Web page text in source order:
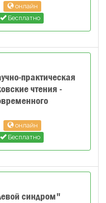
онлайн
Бесплатно
практическая
чтения -
онлайн
Бесплатно
синдром"